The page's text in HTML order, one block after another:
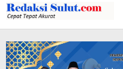
Lewati
ke
konten